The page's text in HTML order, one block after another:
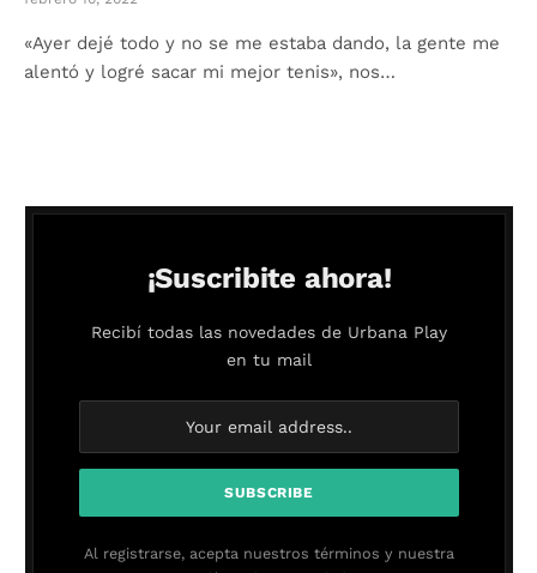
«Ayer dejé todo y no se me estaba dando, la gente me
alentó y logré sacar mi mejor tenis», nos…
¡Suscribite ahora!
Recibí todas las novedades de Urbana Play
en tu mail
Al registrarse, acepta nuestros términos y nuestra